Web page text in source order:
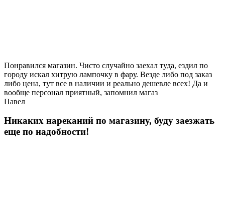
Понравился магазин. Чисто случайно заехал туда, ездил по
городу искал хитрую лампочку в фару. Везде либо под заказ
либо цена, тут все в наличии и реально дешевле всех! Да и
вообще персонал приятный, запомнил магаз
Павел
Никаких нареканий по магазину, буду заезжать
еще по надобности!